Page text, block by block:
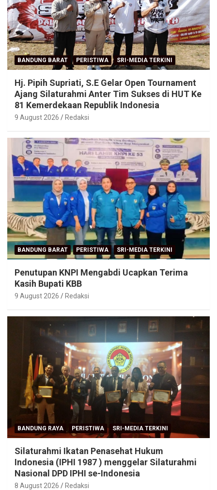
BANDUNG BARAT PERISTIWA SRI-MEDIA TERKINI
Hj. Pipih Supriati, S.E Gelar Open Tournament
Ajang Silaturahmi Anter Tim Sukses di HUT Ke
81 Kemerdekaan Republik Indonesia
9 August 2026 Redaksi
BANDUNG BARAT PERISTIWA SRI-MEDIA TERKINI
Penutupan KNPI Mengabdi Ucapkan Terima
Kasih Bupati KBB
9 August 2026 Redaksi
BANDUNG RAYA PERISTIWA SRI-MEDIA TERKINI
Silaturahmi Ikatan Penasehat Hukum
Indonesia (IPHI 1987 ) menggelar Silaturahmi
Nasional DPD IPHI se-Indonesia
8 August 2026 Redaksi